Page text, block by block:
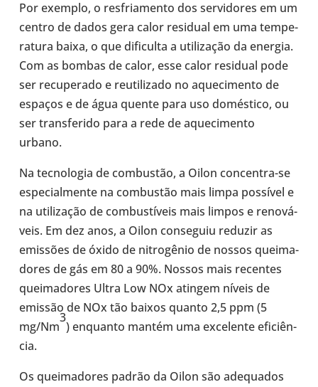
Por exemplo, o res­fri­a­mento dos ser­vi­do­res em um
centro de dados gera calor resi­dual em uma tem­pe­
ra­tura baixa, o que difi­culta a uti­li­za­ção da energia.
Com as bombas de calor, esse calor resi­dual pode
ser recu­pe­rado e reu­ti­li­zado no aque­ci­mento de
espaços e de água quente para uso domés­tico, ou
ser trans­fe­rido para a rede de aque­ci­mento
urbano.
Na tec­no­lo­gia de com­bus­tão, a Oilon concentra-​se
espe­ci­al­mente na com­bus­tão mais limpa pos­sí­vel e
na uti­li­za­ção de com­bus­tí­veis mais limpos e reno­vá­
veis. Em dez anos, a Oilon con­se­guiu reduzir as
emis­sões de óxido de nitro­gê­nio de nossos quei­ma­
do­res de gás em 80 a 90%. Nossos mais recen­tes
quei­ma­do­res Ultra Low NOx atingem níveis de
emissão de NOx tão baixos quanto 2,5 ppm (5
mg/Nm
3
) enquanto mantém uma exce­lente efi­ci­ên­
cia.
Os quei­ma­do­res padrão da Oilon são ade­qua­dos